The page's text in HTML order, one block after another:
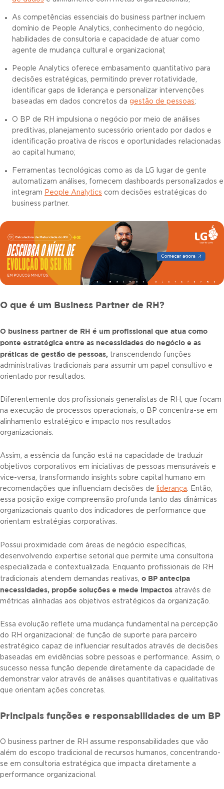
As competências essenciais do business partner incluem
domínio de People Analytics, conhecimento do negócio,
habilidades de consultoria e capacidade de atuar como
agente de mudança cultural e organizacional;
People Analytics oferece embasamento quantitativo para
decisões estratégicas, permitindo prever rotatividade,
identificar gaps de liderança e personalizar intervenções
baseadas em dados concretos da gestão de pessoas;
O BP de RH impulsiona o negócio por meio de análises
preditivas, planejamento sucessório orientado por dados e
identificação proativa de riscos e oportunidades relacionadas
ao capital humano;
Ferramentas tecnológicas como as da LG lugar de gente
automatizam análises, fornecem dashboards personalizados e
integram People Analytics com decisões estratégicas do
business partner.
O que é um Business Partner de RH?
O business partner de RH é um profissional que atua como
ponte estratégica entre as necessidades do negócio e as
práticas de gestão de pessoas, transcendendo funções
administrativas tradicionais para assumir um papel consultivo e
orientado por resultados.
Diferentemente dos profissionais generalistas de RH, que focam
na execução de processos operacionais, o BP concentra-se em
alinhamento estratégico e impacto nos resultados
organizacionais.
Assim, a essência da função está na capacidade de traduzir
objetivos corporativos em iniciativas de pessoas mensuráveis e
vice-versa, transformando insights sobre capital humano em
recomendações que influenciam decisões de liderança. Então,
essa posição exige compreensão profunda tanto das dinâmicas
organizacionais quanto dos indicadores de performance que
orientam estratégias corporativas.
Possui proximidade com áreas de negócio específicas,
desenvolvendo expertise setorial que permite uma consultoria
especializada e contextualizada. Enquanto profissionais de RH
tradicionais atendem demandas reativas, o BP antecipa
necessidades, propõe soluções e mede impactos através de
métricas alinhadas aos objetivos estratégicos da organização.
Essa evolução reflete uma mudança fundamental na percepção
do RH organizacional: de função de suporte para parceiro
estratégico capaz de influenciar resultados através de decisões
baseadas em evidências sobre pessoas e performance. Assim, o
sucesso nessa função depende diretamente da capacidade de
demonstrar valor através de análises quantitativas e qualitativas
que orientam ações concretas.
Principais funções e responsabilidades de um BP
O business partner de RH assume responsabilidades que vão
além do escopo tradicional de recursos humanos, concentrando-
se em consultoria estratégica que impacta diretamente a
performance organizacional.